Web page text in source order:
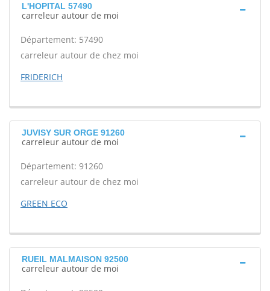
L'HOPITAL 57490
carreleur autour de moi
Département: 57490
carreleur autour de chez moi
FRIDERICH
JUVISY SUR ORGE 91260
carreleur autour de moi
Département: 91260
carreleur autour de chez moi
GREEN ECO
RUEIL MALMAISON 92500
carreleur autour de moi